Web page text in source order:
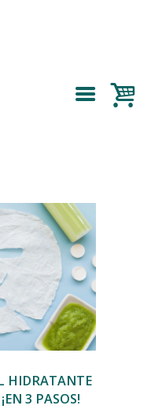
HIDRATANTE
3 PASOS!